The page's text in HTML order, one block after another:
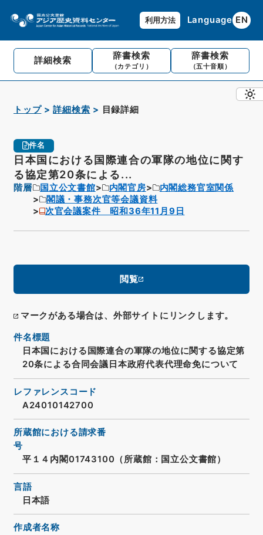
利用方法 Language EN
詳細検索 辞書検索
（カテゴリ）
辞書検索
（五十音順）
トップ 詳細検索 目録詳細
件名
日本国における国際連合の軍隊の地位に関す
る協定第20条による...
階層 国立公文書館 内閣官房
内閣総務官室関係
閣議・事務次官等会議資料
次官会議案件 昭和36年11月9日
閲覧
マークがある場合は、外部サイトにリンクします。
件名標題
日本国における国際連合の軍隊の地位に関する協定第
20条による合同会議日本政府代表代理命免について
レファレンスコード
A24010142700
所蔵館における請求番
号
平１４内閣01743100（所蔵館：国立公文書館）
言語
日本語
作成者名称